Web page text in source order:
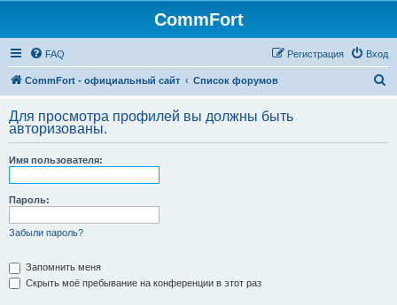
CommFort
FAQ Вход
Регистрация
CommFort - официальный сайт Список форумов
с
Для просмотра профилей вы должны быть
авторизованы.
Имя пользователя:
Пароль:
Забыли пароль?
Запомнить меня
Скрыть моё пребывание на конференции в этот раз